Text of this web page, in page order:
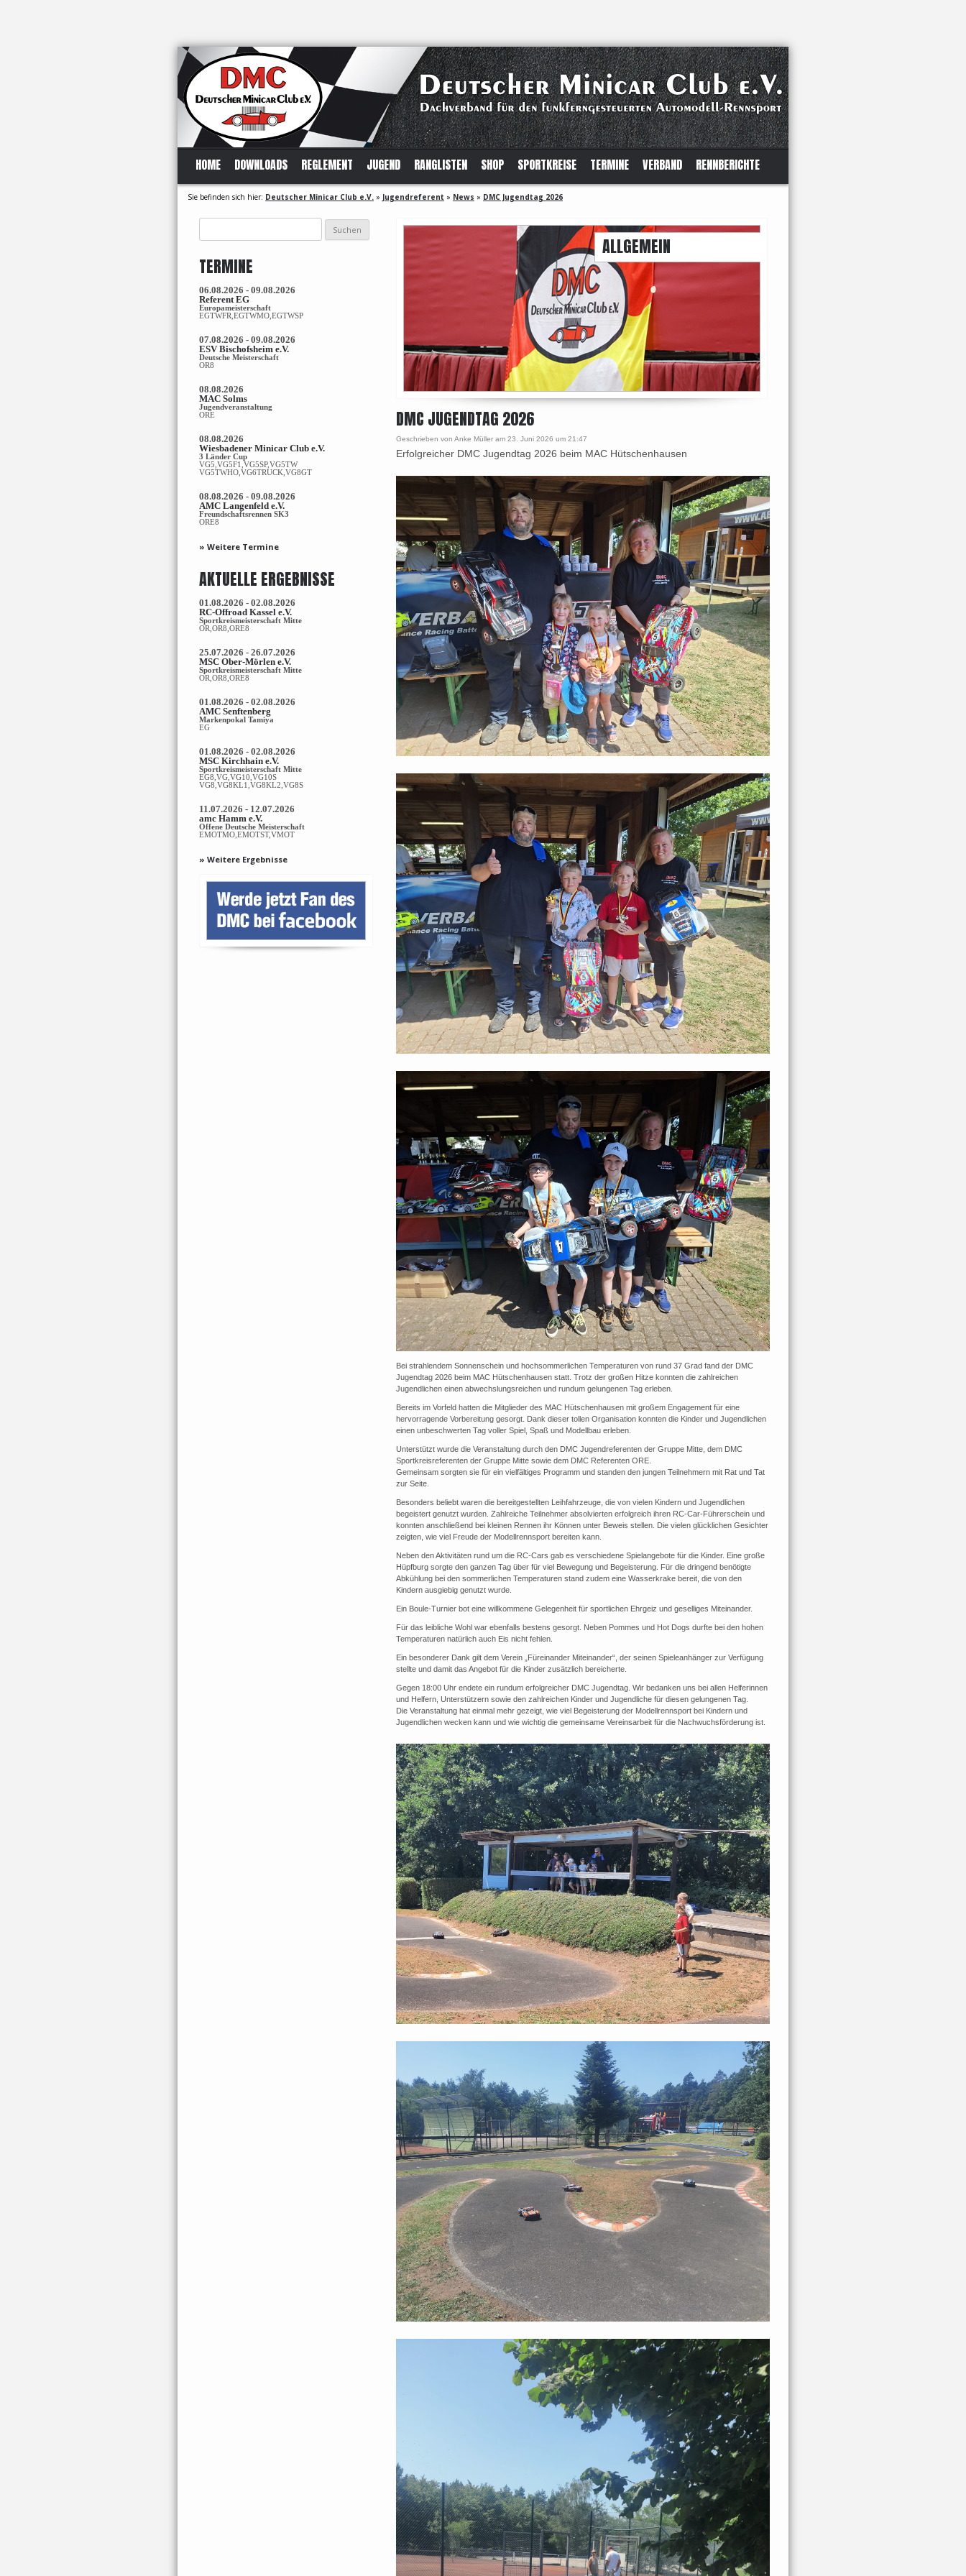
HOME DOWNLOADS REGLEMENT JUGEND RANGLISTEN SHOP SPORTKREISE TERMINE VERBAND RENNBERICHTE
Sie befinden sich hier: Deutscher Minicar Club e.V. » Jugendreferent » News » DMC Jugendtag 2026
ALLGEMEIN
DMC JUGENDTAG 2026
Geschrieben von Anke Müller am 23. Juni 2026 um 21:47
Erfolgreicher DMC Jugendtag 2026 beim MAC Hütschenhausen
Bei strahlendem Sonnenschein und hochsommerlichen Temperaturen von rund 37 Grad fand der DMC
Jugendtag 2026 beim MAC Hütschenhausen statt. Trotz der großen Hitze konnten die zahlreichen
Jugendlichen einen abwechslungsreichen und rundum gelungenen Tag erleben.
Bereits im Vorfeld hatten die Mitglieder des MAC Hütschenhausen mit großem Engagement für eine
hervorragende Vorbereitung gesorgt. Dank dieser tollen Organisation konnten die Kinder und Jugendlichen
einen unbeschwerten Tag voller Spiel, Spaß und Modellbau erleben.
Unterstützt wurde die Veranstaltung durch den DMC Jugendreferenten der Gruppe Mitte, dem DMC
Sportkreisreferenten der Gruppe Mitte sowie dem DMC Referenten ORE.
Gemeinsam sorgten sie für ein vielfältiges Programm und standen den jungen Teilnehmern mit Rat und Tat
zur Seite.
Besonders beliebt waren die bereitgestellten Leihfahrzeuge, die von vielen Kindern und Jugendlichen
begeistert genutzt wurden. Zahlreiche Teilnehmer absolvierten erfolgreich ihren RC-Car-Führerschein und
konnten anschließend bei kleinen Rennen ihr Können unter Beweis stellen. Die vielen glücklichen Gesichter
zeigten, wie viel Freude der Modellrennsport bereiten kann.
Neben den Aktivitäten rund um die RC-Cars gab es verschiedene Spielangebote für die Kinder. Eine große
Hüpfburg sorgte den ganzen Tag über für viel Bewegung und Begeisterung. Für die dringend benötigte
Abkühlung bei den sommerlichen Temperaturen stand zudem eine Wasserkrake bereit, die von den
Kindern ausgiebig genutzt wurde.
Ein Boule-Turnier bot eine willkommene Gelegenheit für sportlichen Ehrgeiz und geselliges Miteinander.
Für das leibliche Wohl war ebenfalls bestens gesorgt. Neben Pommes und Hot Dogs durfte bei den hohen
Temperaturen natürlich auch Eis nicht fehlen.
Ein besonderer Dank gilt dem Verein „Füreinander Miteinander“, der seinen Spieleanhänger zur Verfügung
stellte und damit das Angebot für die Kinder zusätzlich bereicherte.
Gegen 18:00 Uhr endete ein rundum erfolgreicher DMC Jugendtag. Wir bedanken uns bei allen Helferinnen
und Helfern, Unterstützern sowie den zahlreichen Kinder und Jugendliche für diesen gelungenen Tag.
Die Veranstaltung hat einmal mehr gezeigt, wie viel Begeisterung der Modellrennsport bei Kindern und
Jugendlichen wecken kann und wie wichtig die gemeinsame Vereinsarbeit für die Nachwuchsförderung ist.
nach:
TERMINE
06.08.2026 - 09.08.2026
Referent EG
Europameisterschaft
EGTWFR,EGTWMO,EGTWSP
07.08.2026 - 09.08.2026
ESV Bischofsheim e.V.
Deutsche Meisterschaft
OR8
08.08.2026
MAC Solms
Jugendveranstaltung
ORE
08.08.2026
Wiesbadener Minicar Club e.V.
3 Länder Cup
VG5,VG5F1,VG5SP,VG5TW
VG5TWHO,VG6TRUCK,VG8GT
08.08.2026 - 09.08.2026
AMC Langenfeld e.V.
Freundschaftsrennen SK3
ORE8
» Weitere Termine
AKTUELLE ERGEBNISSE
01.08.2026 - 02.08.2026
RC-Offroad Kassel e.V.
Sportkreismeisterschaft Mitte
OR,OR8,ORE8
25.07.2026 - 26.07.2026
MSC Ober-Mörlen e.V.
Sportkreismeisterschaft Mitte
OR,OR8,ORE8
01.08.2026 - 02.08.2026
AMC Senftenberg
Markenpokal Tamiya
EG
01.08.2026 - 02.08.2026
MSC Kirchhain e.V.
Sportkreismeisterschaft Mitte
EG8,VG,VG10,VG10S
VG8,VG8KL1,VG8KL2,VG8S
11.07.2026 - 12.07.2026
amc Hamm e.V.
Offene Deutsche Meisterschaft
EMOTMO,EMOTST,VMOT
» Weitere Ergebnisse